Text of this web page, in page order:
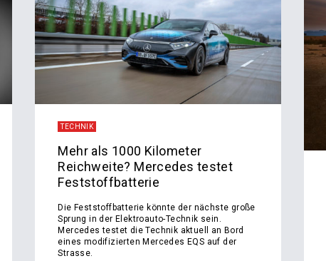
TECHNIK
Mehr als 1000 Kilometer
Reichweite? Mercedes testet
Feststoffbatterie
Die Feststoffbatterie könnte der nächste große
Sprung in der Elektroauto-Technik sein.
Mercedes testet die Technik aktuell an Bord
eines modifizierten Mercedes EQS auf der
Strasse.